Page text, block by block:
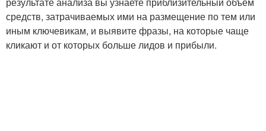
средств, затрачиваемых ими на размещение по тем или
иным ключевикам, и выявите фразы, на которые чаще
кликают и от которых больше лидов и прибыли.